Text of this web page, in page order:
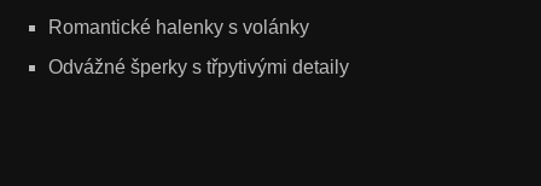
Romantické halenky s volánky
Odvážné šperky s třpytivými detaily